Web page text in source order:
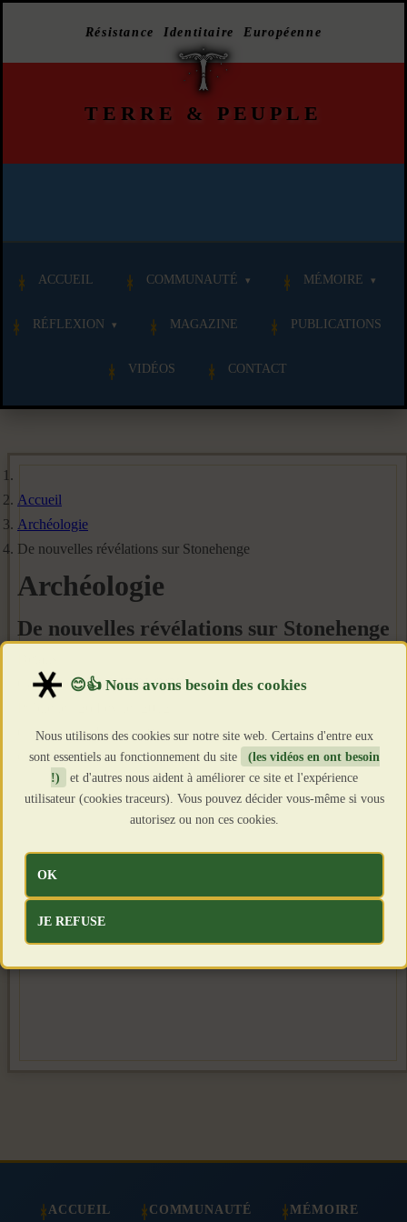
Résistance Identitaire Européenne
TERRE & PEUPLE
ACCUEIL COMMUNAUTÉ MÉMOIRE
RÉFLEXION MAGAZINE PUBLICATIONS
VIDÉOS CONTACT
Accueil
Archéologie
De nouvelles révélations sur Stonehenge
Archéologie
De nouvelles révélations sur Stonehenge
Catégorie :ARCHEOLOGIE
Création : 26 Février 2012
Clics : 13060
ACCUEIL COMMUNAUTÉ MÉMOIRE
Nous utilisons des cookies sur notre site web. Certains d'entre eux
sont essentiels au fonctionnement du site
(les vidéos en ont besoin
!)
et d'autres nous aident à améliorer ce site et l'expérience
utilisateur (cookies traceurs). Vous pouvez décider vous-même si vous
autorisez ou non ces cookies.
OK
JE REFUSE